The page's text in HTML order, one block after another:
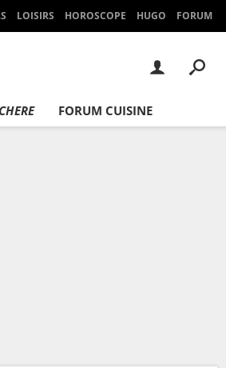
LOISIRS HOROSCOPE HUGO FORUM
FORUM CUISINE